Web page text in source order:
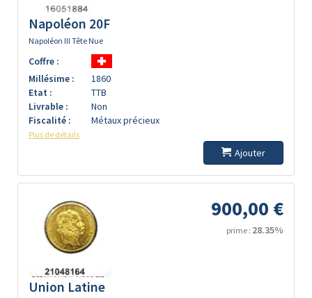
Napoléon 20F
Napoléon III Tête Nue
Coffre :
Millésime :
1860
Etat :
TTB
Livrable :
Non
Fiscalité :
Métaux précieux
Plus de détails
Ajouter
900,00 €
prime : 28.35%
Union Latine